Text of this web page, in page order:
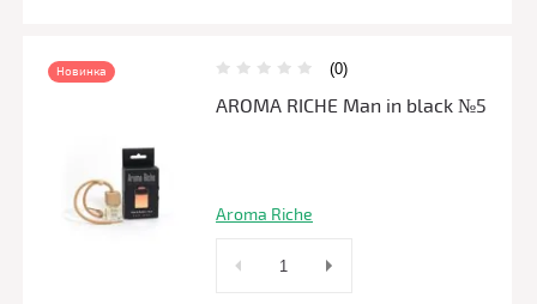
Новинка (0)
AROMA RICHE Man in black №5
Aroma Riche